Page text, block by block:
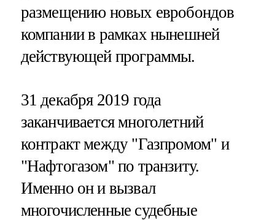
размещению новых евробондов
компании в рамках нынешней
действующей программы.
31 декабря 2019 года
заканчивается многолетний
контракт между "Газпромом" и
"Нафтогазом" по транзиту.
Именно он и вызвал
многочисленные судебные